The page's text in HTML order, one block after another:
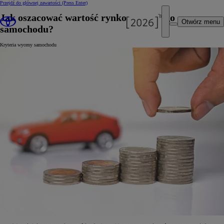
Przejdź do głównej zawartości (Press Enter)
Otwórz menu
Jak oszacować wartość rynkową swojego
samochodu?
Kryteria wyceny samochodu